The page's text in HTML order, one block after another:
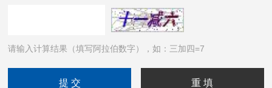
请输入计算结果（填写阿拉伯数字），如：三加四=7